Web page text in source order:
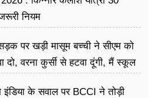
नियम
पर खड़ी मासूम बच्ची ने सीएम को
दो, वरना कुर्सी से हटवा दूंगी, मैं स्कूल
इंडिया के सवाल पर BCCI ने तोड़ी